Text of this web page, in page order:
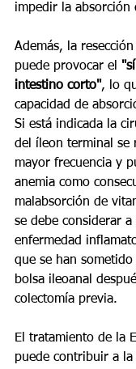
impedir la
Además, la
puede provocar el
intestino corto", lo
capacidad de
Si está indicada la
del íleon terminal se
mayor frecuencia y
anemia como
malabsorción de
se debe considerar
enfermedad
que se han
bolsa ileoanal
colectomía previa.
El tratamiento de la
puede contribuir a la